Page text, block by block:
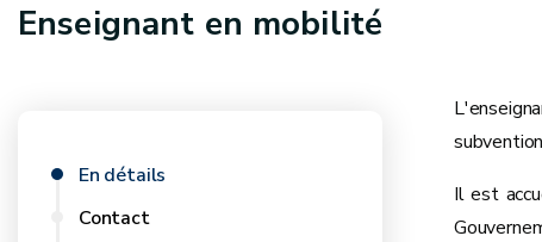
Enseignant en mobilité
En détails
Contact
Il est